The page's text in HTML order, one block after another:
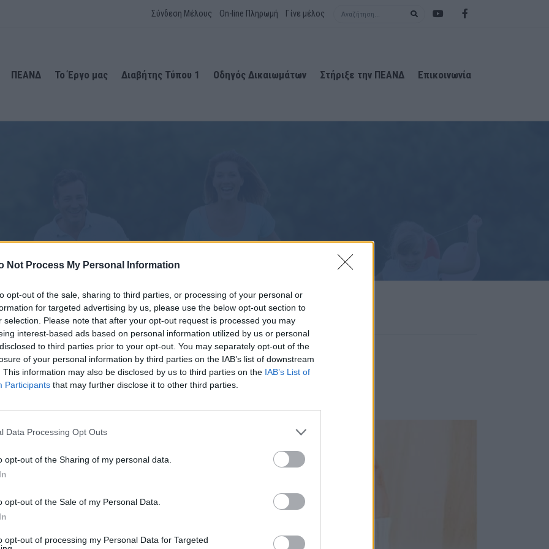
Not Process My Personal Information
opt-out of the sale, sharing to third parties, or processing of your personal or
for targeted advertising by us, please use the below opt-out section to
selection. Please note that after your opt-out request is processed you may
interest-based ads based on personal information utilized by us or personal
to third parties prior to your opt-out. You may separately opt-out of the
of your personal information by third parties on the IAB’s list of downstream
This information may also be disclosed by us to third parties on the IAB’s List of
Participants that may further disclose it to other third parties.
Data Processing Opt Outs
opt-out of the Sharing of my personal data.
opt-out of the Sale of my Personal Data.
opt-out of processing my Personal Data for Targeted
Σύνδεση Μέλους On-line Πληρωμή Γίνε μέλος Search term
ΠΕΑΝΔ Το Έργο μας Διαβήτης Τύπου 1 Οδηγός Δικαιωμάτων Στήριξε την ΠΕΑΝΔ Επικοινωνία
» ξεκίνησε με τις καλύτερες
και περισσότεροι άγνωστοι σε
μας καισυμπαραστάθηκαν
γενναιόδωρα στο πλευρό μας η